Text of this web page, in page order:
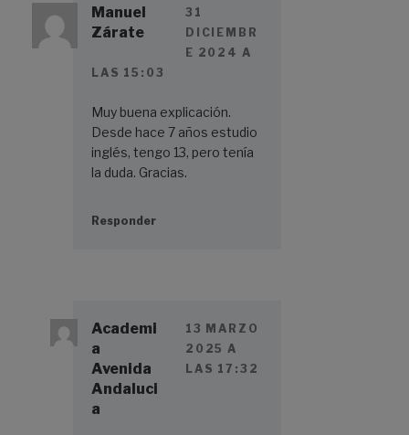
Manuel
Zárate
31
DICIEMBR
E 2024 A
LAS 15:03
Muy buena explicación.
Desde hace 7 años estudio
inglés, tengo 13, pero tenía
la duda. Gracias.
Responder
Academi
a
Avenida
Andaluci
a
13 MARZO
2025 A
LAS 17:32